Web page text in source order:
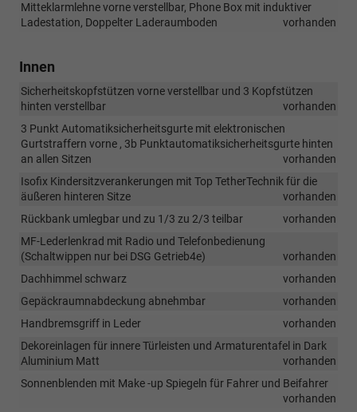
Mitteklarmlehne vorne verstellbar, Phone Box mit induktiver
Ladestation, Doppelter Laderaumboden
vorhanden
Innen
Sicherheitskopfstützen vorne verstellbar und 3 Kopfstützen
hinten verstellbar
vorhanden
3 Punkt Automatiksicherheitsgurte mit elektronischen
Gurtstraffern vorne , 3b Punktautomatiksicherheitsgurte hinten
an allen Sitzen
vorhanden
Isofix Kindersitzverankerungen mit Top TetherTechnik für die
äußeren hinteren Sitze
vorhanden
Rückbank umlegbar und zu 1/3 zu 2/3 teilbar
vorhanden
MF-Lederlenkrad mit Radio und Telefonbedienung
(Schaltwippen nur bei DSG Getrieb4e)
vorhanden
Dachhimmel schwarz
vorhanden
Gepäckraumnabdeckung abnehmbar
vorhanden
Handbremsgriff in Leder
vorhanden
Dekoreinlagen für innere Türleisten und Armaturentafel in Dark
Aluminium Matt
vorhanden
Sonnenblenden mit Make -up Spiegeln für Fahrer und Beifahrer
vorhanden